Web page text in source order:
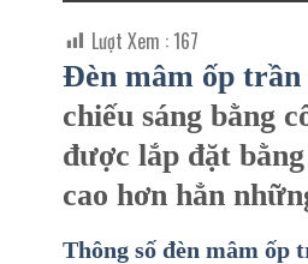
Lượt Xem :167
Đèn mâm ốp trần
chiếu sáng bằng
được lắp đặt
cao hơn hẳn
Thông số đèn mâm ốp